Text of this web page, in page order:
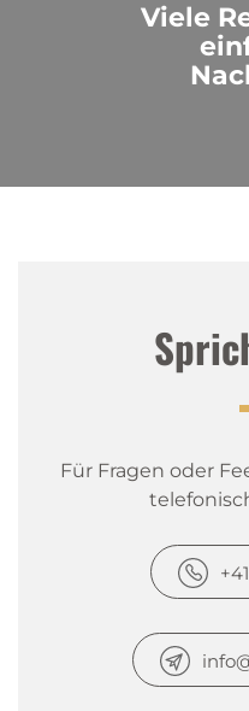
Viele
Für Fragen oder